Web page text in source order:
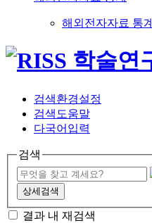
해외전자자료 통계
검색환경설정
검색도움말
다국어입력
검색
상세검색
결과 내 재검색